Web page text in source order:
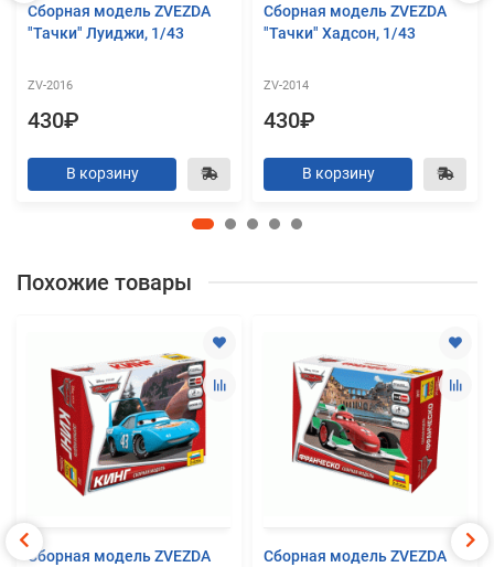
Сборная модель ZVEZDA
"Тачки" Луиджи, 1/43
ZV-2016
430₽
В корзину
Сборная модель ZVEZDA
"Тачки" Хадсон, 1/43
ZV-2014
430₽
В корзину
Похожие товары
Сборная модель ZVEZDA
Сборная модель ZVEZDA